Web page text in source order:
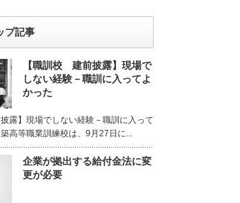
プ記事
【職訓校 建前披露】現場で
しない経験－職訓に入ってよ
かった
露】現場でしない経験－職訓に入って
高等職業訓練校は、9月27日に...
企業が拠出する給付金法に変
更が必要